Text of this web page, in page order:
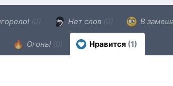
(0) Нет слов (0) В
Огонь! (0) Нравится (1)